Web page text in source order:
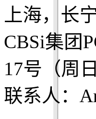
上海，长
CBSi集团
17号（周
联系人：